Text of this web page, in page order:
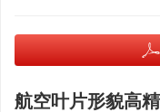
航空叶片形貌高